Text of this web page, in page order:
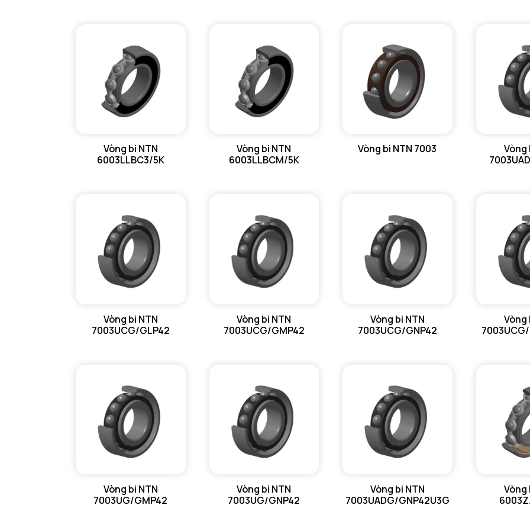
MÁY GIA NHIỆT NTN
Khe hở
Trọng
C - Tải
f0 - Hệ số
N lim -
Tmin -
Tmax -
GIỚI HẠN
da min -
ra max
rNa
Ca min
Vòng bi NTN
6003LLBC3/5K
Vòng bi NTN
6003LLBCM/5K
Vòng bi NTN 7003
Vòng
Vòng bi NTN
7003UCG/GLP42
Vòng bi NTN
7003UCG/GMP42
Vòng bi NTN
7003UCG/GNP42
Vòng
Vòng bi NTN
7003UG/GMP42
Vòng bi NTN
7003UG/GNP42
Vòng bi NTN
7003UADG/GNP42U3G
Vòng